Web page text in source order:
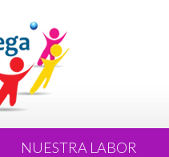
NUESTRA LABOR